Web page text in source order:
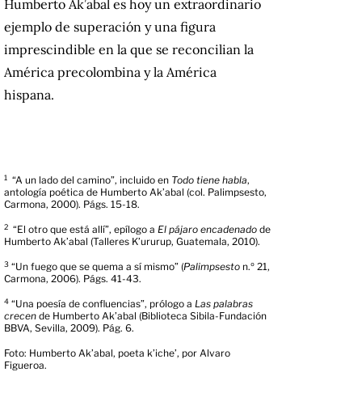
Humberto Ak’abal es hoy un extraordinario
ejemplo de superación y una figura
imprescindible en la que se reconcilian la
América precolombina y la América
hispana.
1 “A un lado del camino”, incluido en Todo tiene habla,
antología poética de Humberto Ak’abal (col. Palimpsesto,
Carmona, 2000). Págs. 15-18.
2 “El otro que está allí”, epílogo a El pájaro encadenado de
Humberto Ak’abal (Talleres K’ururup, Guatemala, 2010).
3 “Un fuego que se quema a sí mismo” (Palimpsesto n.º 21,
Carmona, 2006). Págs. 41-43.
4 “Una poesía de confluencias”, prólogo a Las palabras
crecen de Humberto Ak’abal (Biblioteca Sibila-Fundación
BBVA, Sevilla, 2009). Pág. 6.
Foto: Humberto Ak’abal, poeta k’iche’, por Alvaro
Figueroa.